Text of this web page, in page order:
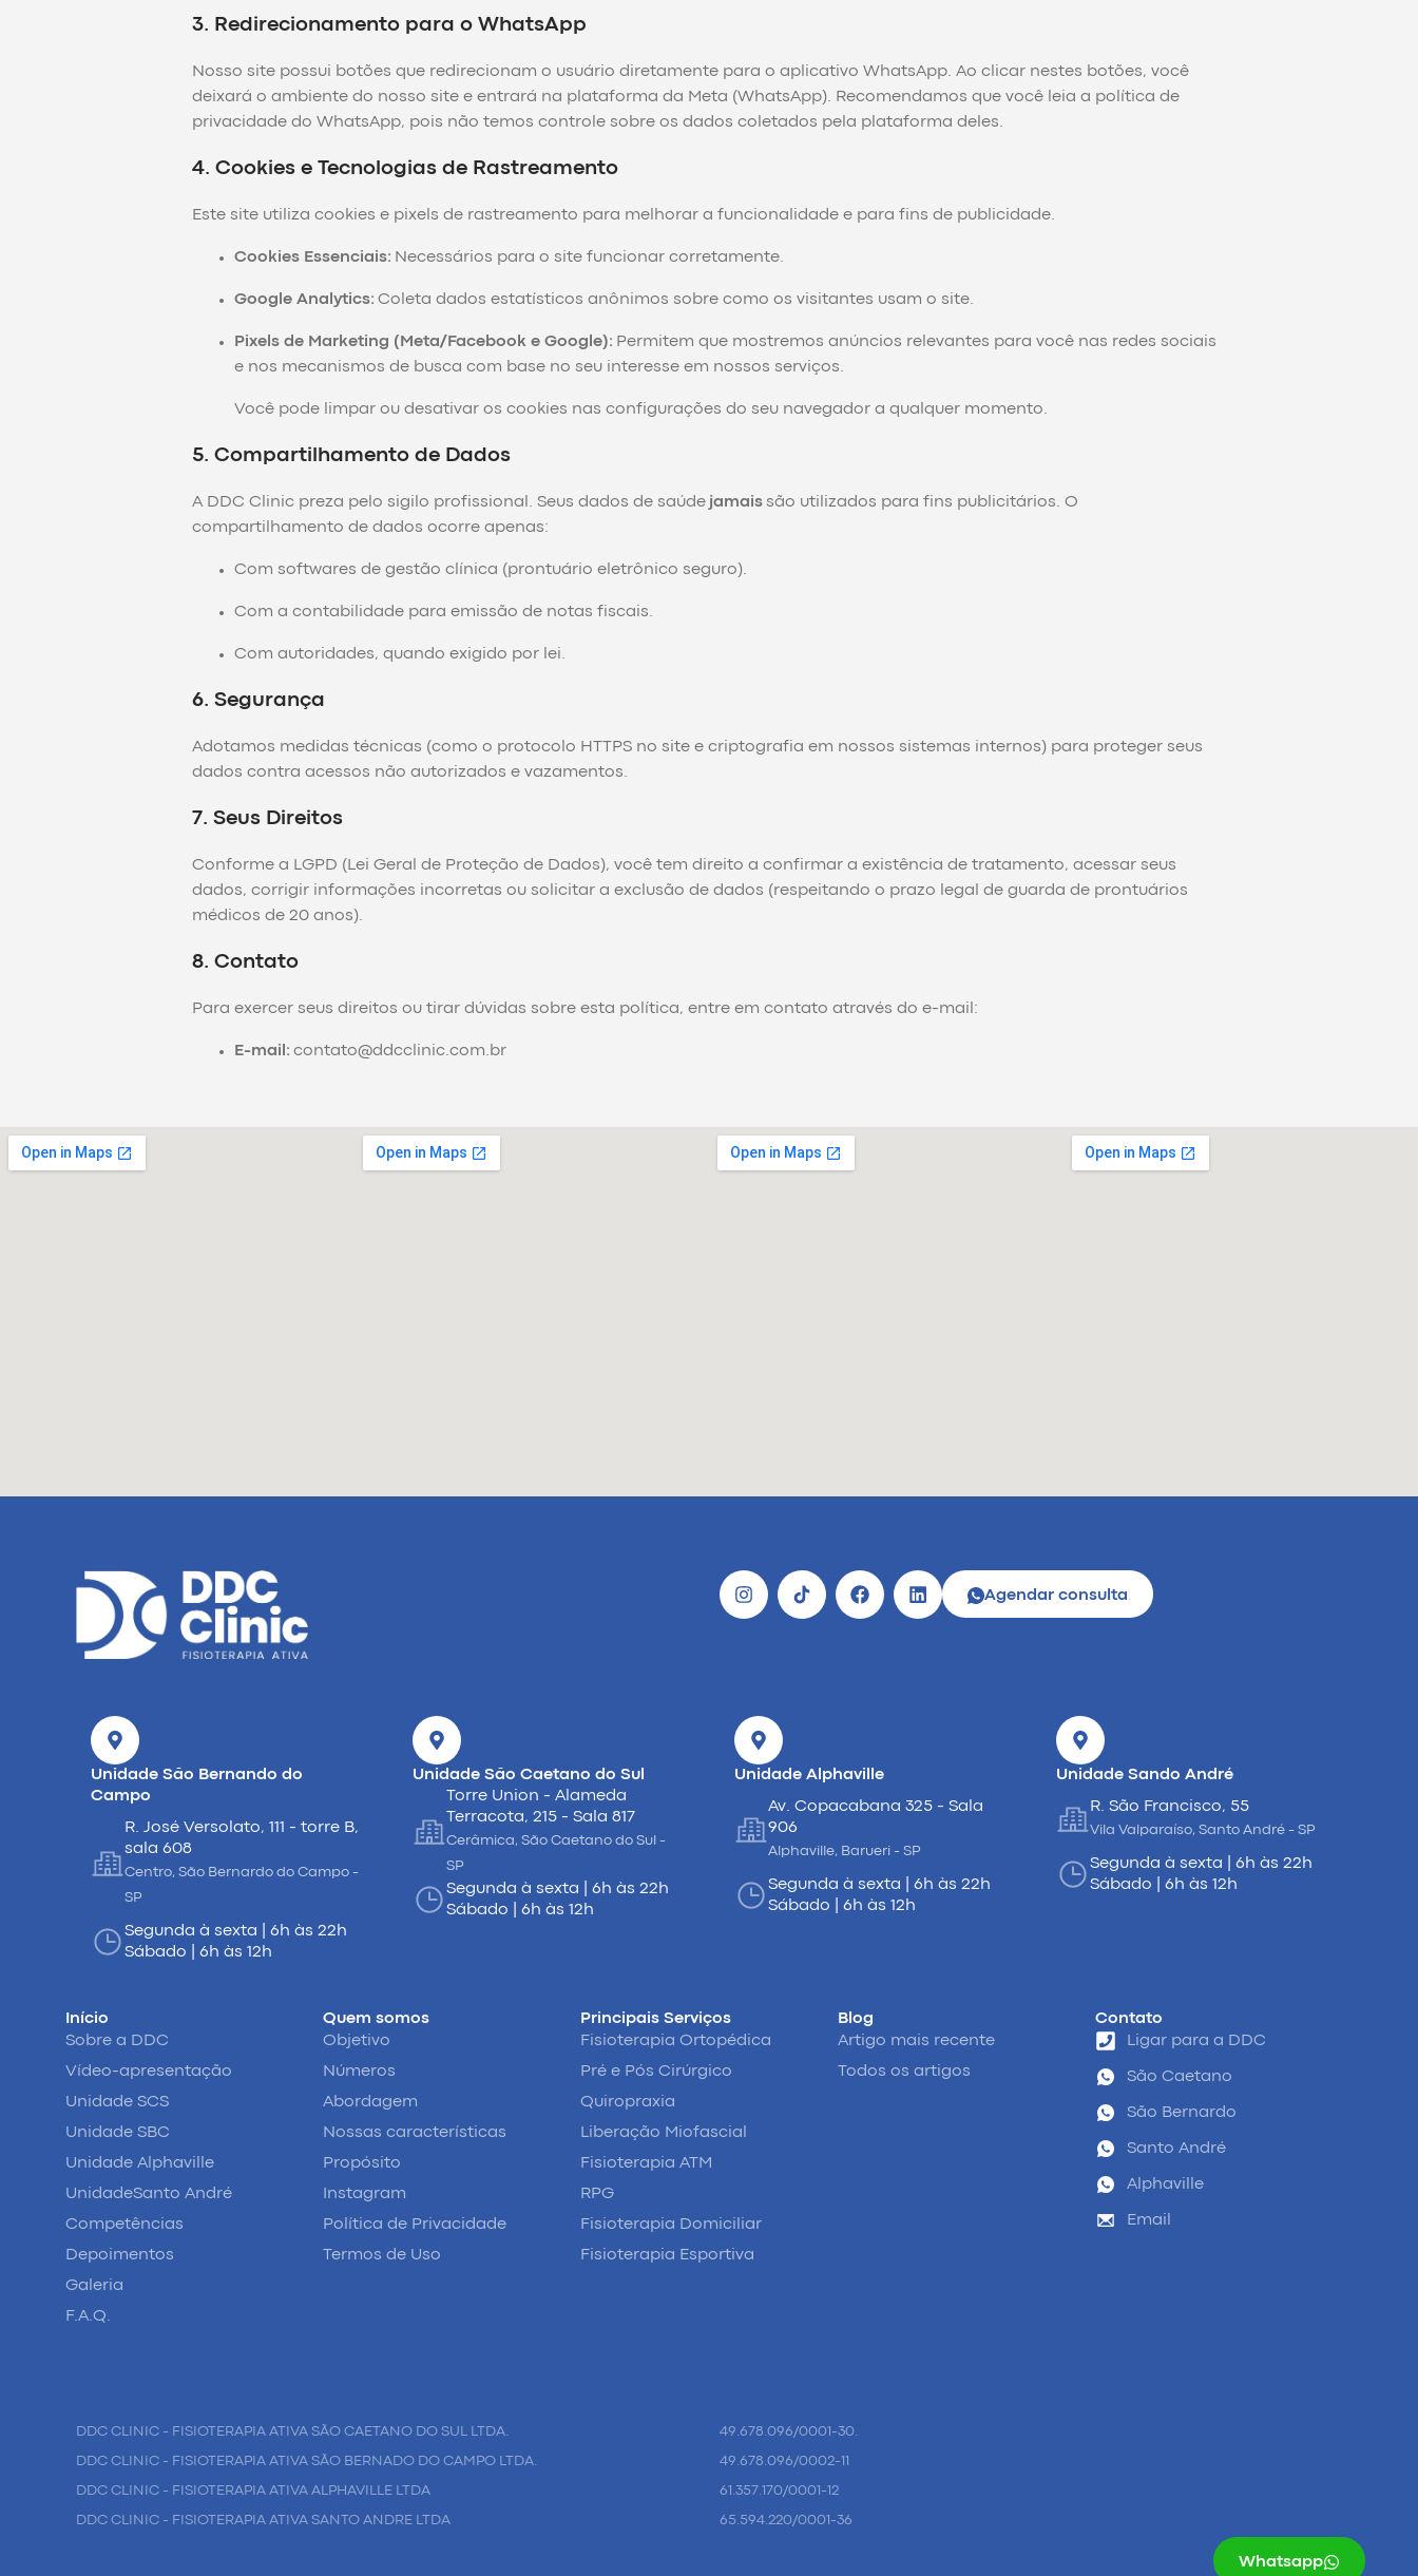
3. Redirecionamento para o WhatsApp
Nosso site possui botões que redirecionam o usuário diretamente para o aplicativo WhatsApp. Ao clicar nestes botões, você
deixará o ambiente do nosso site e entrará na plataforma da Meta (WhatsApp). Recomendamos que você leia a política de
privacidade do WhatsApp, pois não temos controle sobre os dados coletados pela plataforma deles.
4. Cookies e Tecnologias de Rastreamento
Este site utiliza cookies e pixels de rastreamento para melhorar a funcionalidade e para fins de publicidade.
Cookies Essenciais: Necessários para o site funcionar corretamente.
Google Analytics: Coleta dados estatísticos anônimos sobre como os visitantes usam o site.
Pixels de Marketing (Meta/Facebook e Google): Permitem que mostremos anúncios relevantes para você nas redes sociais
e nos mecanismos de busca com base no seu interesse em nossos serviços.
Você pode limpar ou desativar os cookies nas configurações do seu navegador a qualquer momento.
5. Compartilhamento de Dados
A DDC Clinic preza pelo sigilo profissional. Seus dados de saúde jamais são utilizados para fins publicitários. O
compartilhamento de dados ocorre apenas:
Com softwares de gestão clínica (prontuário eletrônico seguro).
Com a contabilidade para emissão de notas fiscais.
Com autoridades, quando exigido por lei.
6. Segurança
Adotamos medidas técnicas (como o protocolo HTTPS no site e criptografia em nossos sistemas internos) para proteger seus
dados contra acessos não autorizados e vazamentos.
7. Seus Direitos
Conforme a LGPD (Lei Geral de Proteção de Dados), você tem direito a confirmar a existência de tratamento, acessar seus
dados, corrigir informações incorretas ou solicitar a exclusão de dados (respeitando o prazo legal de guarda de prontuários
médicos de 20 anos).
8. Contato
Para exercer seus direitos ou tirar dúvidas sobre esta política, entre em contato através do e-mail:
E-mail: contato@ddcclinic.com.br
Agendar consulta
Unidade São Bernando do
Campo
R. José Versolato, 111 - torre B,
sala 608
Centro, São Bernardo do Campo -
SP
Segunda à sexta | 6h às 22h
Sábado | 6h às 12h
Unidade São Caetano do Sul
Torre Union - Alameda
Terracota, 215 - Sala 817
Cerâmica, São Caetano do Sul -
SP
Segunda à sexta | 6h às 22h
Sábado | 6h às 12h
Unidade Alphaville
Av. Copacabana 325 - Sala
906
Alphaville, Barueri - SP
Segunda à sexta | 6h às 22h
Sábado | 6h às 12h
Unidade Sando André
R. São Francisco, 55
Vila Valparaíso, Santo André - SP
Segunda à sexta | 6h às 22h
Sábado | 6h às 12h
Início
Sobre a DDC
Vídeo-apresentação
Unidade SCS
Unidade SBC
Unidade Alphaville
UnidadeSanto André
Competências
Depoimentos
Galeria
F.A.Q.
Quem somos
Objetivo
Números
Abordagem
Nossas características
Propósito
Instagram
Política de Privacidade
Termos de Uso
Principais Serviços
Fisioterapia Ortopédica
Pré e Pós Cirúrgico
Quiropraxia
Liberação Miofascial
Fisioterapia ATM
RPG
Fisioterapia Domiciliar
Fisioterapia Esportiva
Blog
Artigo mais recente
Todos os artigos
Contato
Ligar para a DDC
São Caetano
São Bernardo
Santo André
Alphaville
Email
DDC CLINIC - FISIOTERAPIA ATIVA SÃO CAETANO DO SUL LTDA.
DDC CLINIC - FISIOTERAPIA ATIVA SÃO BERNADO DO CAMPO LTDA.
DDC CLINIC - FISIOTERAPIA ATIVA ALPHAVILLE LTDA
DDC CLINIC - FISIOTERAPIA ATIVA SANTO ANDRE LTDA
49.678.096/0001-30.
49.678.096/0002-11
61.357.170/0001-12
65.594.220/0001-36
Whatsapp